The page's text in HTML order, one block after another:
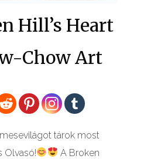
Hill’s Heart
Chow Art
tárok most
Olvasó!
A Broken